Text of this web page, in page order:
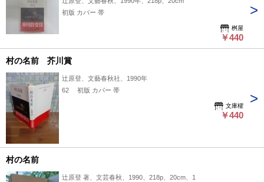
初版 カバー 帯
桝屋
￥440
村の名前 芥川賞
辻原登、文藝春秋社、1990年
62 初版 カバー 帯
文庫櫂
￥440
村の名前
辻原登 著、文芸春秋、1990、218p、20cm、1